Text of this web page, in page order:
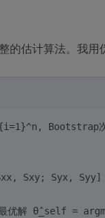
的估计算法。我用
Bootstrap
Sxy; Syx, Syy]
优解 θ̂_self =